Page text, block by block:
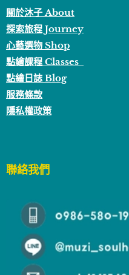
關於沐子 About
探索旅程 Journey
心藝選物 Shop
點繪課程 Classes
點繪日誌 Blog
服務條款
隱私權政策
聯絡我們